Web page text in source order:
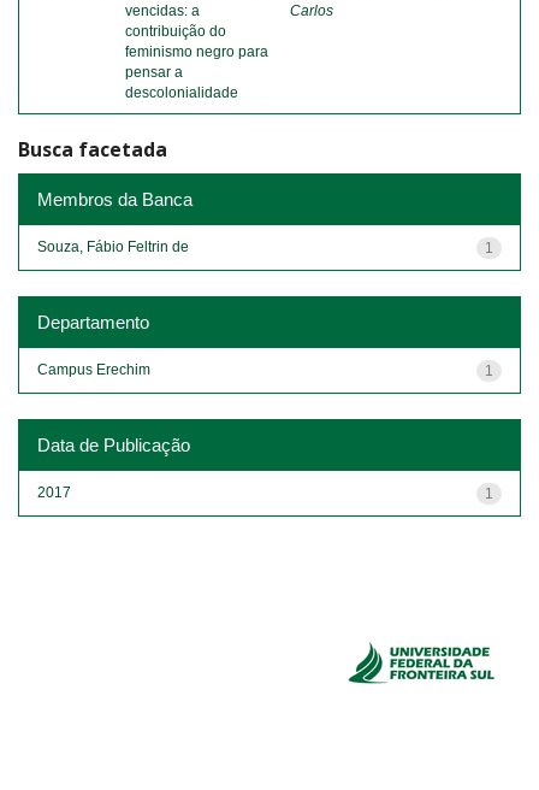
vencidas: a
contribuição do
feminismo negro para
pensar a
descolonialidade
Carlos
Busca facetada
Membros da Banca
1
Souza, Fábio Feltrin de
Departamento
1
Campus Erechim
Data de Publicação
1
2017